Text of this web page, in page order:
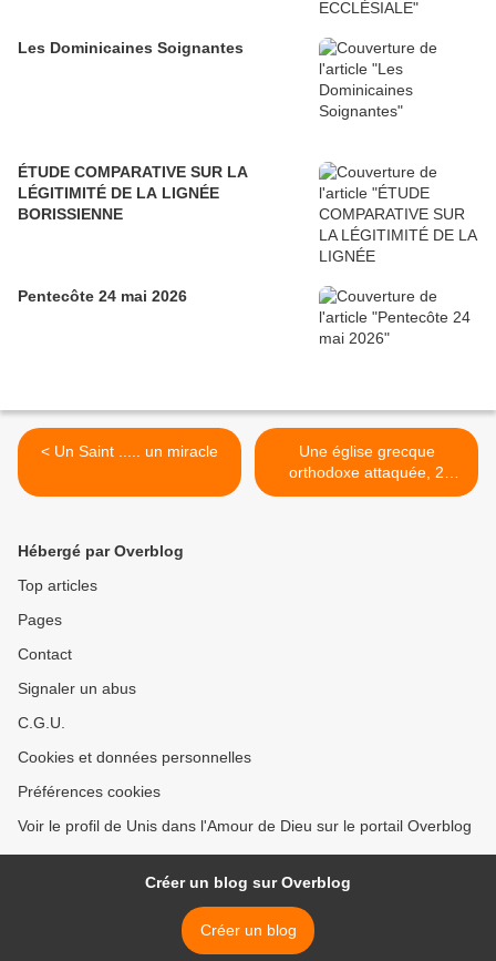
Les Dominicaines Soignantes
ÉTUDE COMPARATIVE SUR LA
LÉGITIMITÉ DE LA LIGNÉE
BORISSIENNE
Pentecôte 24 mai 2026
< Un Saint ..... un miracle
Une église grecque
orthodoxe attaquée, 2
morts et 12 blessés >
Hébergé par Overblog
Top articles
Pages
Contact
Signaler un abus
C.G.U.
Cookies et données personnelles
Préférences cookies
Voir le profil de Unis dans l'Amour de Dieu sur le portail Overblog
Créer un blog sur Overblog
Créer un blog